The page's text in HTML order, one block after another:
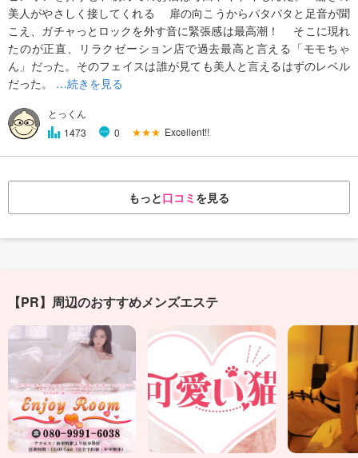
美人がやさしく接してくれる 扉の向こうからパタパタと足音が聞
こえ、ガチャっとロックを外す音に緊張感は最高潮！ そこに現れ
たのが正直、リラクゼーション店で過去最高と言える「モモちゃ
ん」だった。そのフェイスは誰が見ても美人と言えるはずのレベル
だった。 …続きを見る
とっくん
1473
0 ★★★ Excellent!!
もっと口コミ を見る
【PR】周辺のおすすめメンズエステ